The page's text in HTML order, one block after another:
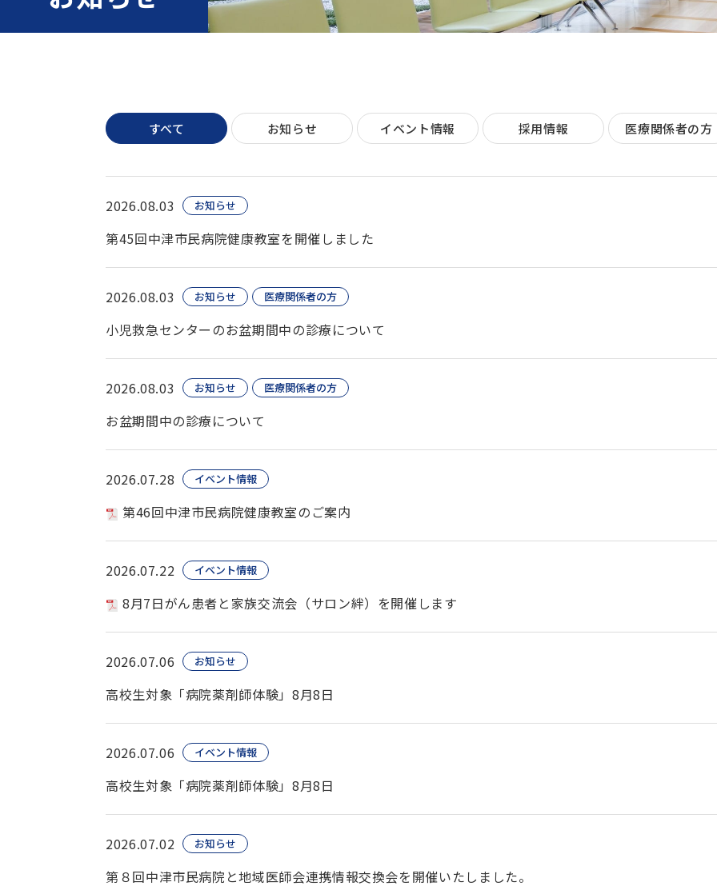
すべて お知らせ イベント情報 採用情報 医療関係者の方
2026.08.03 お知らせ
第45回中津市民病院健康教室を開催しました
2026.08.03 お知らせ 医療関係者の方
小児救急センターのお盆期間中の診療について
2026.08.03 お知らせ 医療関係者の方
お盆期間中の診療について
2026.07.28 イベント情報
第46回中津市民病院健康教室のご案内
2026.07.22 イベント情報
8月7日がん患者と家族交流会（サロン絆）を開催します
2026.07.06 お知らせ
高校生対象「病院薬剤師体験」8月8日
2026.07.06 イベント情報
高校生対象「病院薬剤師体験」8月8日
2026.07.02 お知らせ
第８回中津市民病院と地域医師会連携情報交換会を開催いたしました。